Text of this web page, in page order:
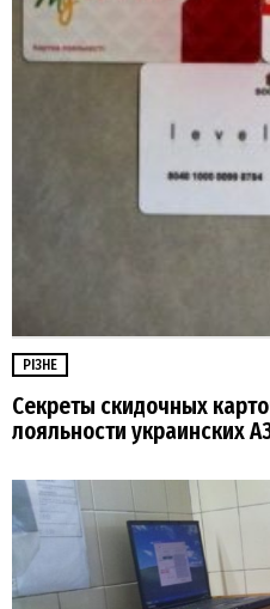
РІЗНЕ
Секреты скидочных
лояльности украинских